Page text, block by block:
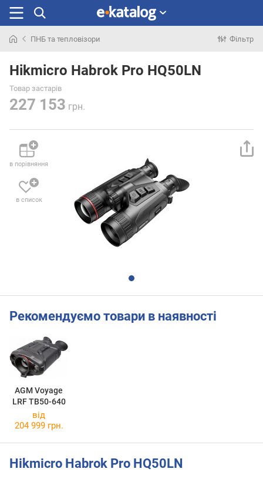
раніше
ПНБ та тепловізори Фільтр
Hikmicro Habrok Pro HQ50LN
Товар застарів
227 153 грн.
в порівняння
в список
Рекомендуємо товари в наявності
AGM Voyage
LRF TB50-640
від
204 999 грн.
Hikmicro Habrok Pro HQ50LN